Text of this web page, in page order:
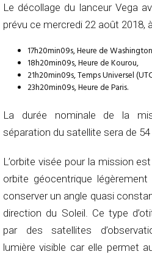
Le décollage du lanceur Vega
prévu ce mercredi 22 août 2018,
17h20min09s, Heure de
18h20min09s, Heure de Kourou,
21h20min09s, Temps Universel
23h20min09s, Heure de Paris.
La durée nominale de la
séparation du satellite sera de
L’orbite visée pour la mission
orbite géocentrique
conserver un angle quasi
direction du Soleil. Ce type
par des satellites
lumière visible car elle permet